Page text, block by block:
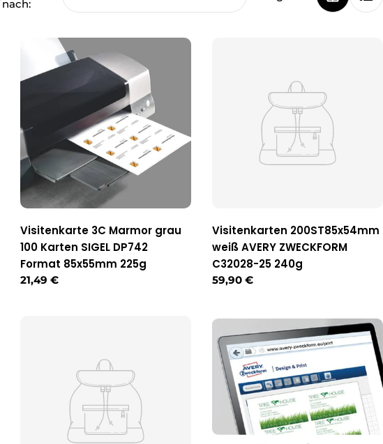
nach:
Visitenkarte 3C Marmor grau
100 Karten SIGEL DP742
Format 85x55mm 225g
Regulärer
21,49 €
Visitenkarten 200ST85x54mm
weiß AVERY ZWECKFORM
C32028-25 240g
Regulärer
59,90 €